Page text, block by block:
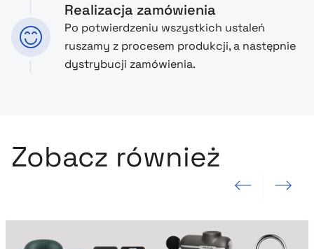
Realizacja zamówienia
Po potwierdzeniu wszystkich ustaleń
ruszamy z procesem produkcji, a następnie
dystrybucji zamówienia.
Zobacz również
Poprzedni slajd Następny